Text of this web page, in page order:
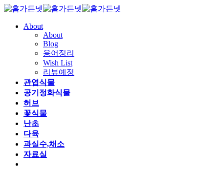
About
About
Blog
용어정리
Wish List
리뷰예정
관엽식물
공기정화식물
허브
꽃식물
난초
다육
과실수,채소
자료실